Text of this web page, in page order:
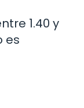
1.40 y
es